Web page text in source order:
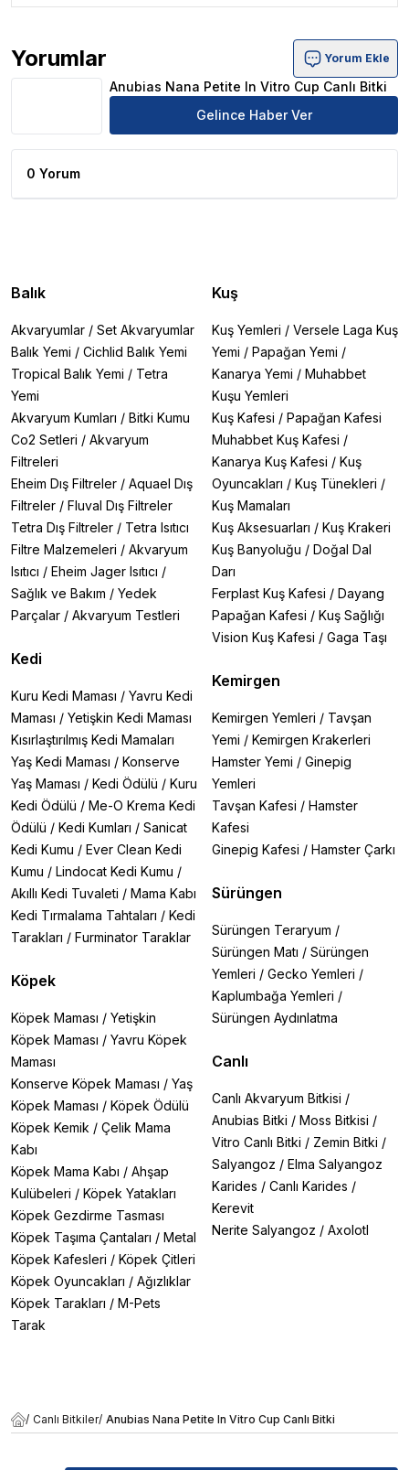
Yorumlar
Anubias Nana Petite In Vitro Cup Canlı Bitki Ürün
Yorum Ekle
Anubias Nana Petite In Vitro Cup Canlı Bitki
Gelince Haber Ver
0 Yorum
Balık
Akvaryumlar / Set Akvaryumlar
Balık Yemi / Cichlid Balık Yemi
Tropical Balık Yemi / Tetra
Yemi
Akvaryum Kumları / Bitki Kumu
Co2 Setleri / Akvaryum
Filtreleri
Eheim Dış Filtreler / Aquael Dış
Filtreler / Fluval Dış Filtreler
Tetra Dış Filtreler / Tetra Isıtıcı
Filtre Malzemeleri / Akvaryum
Isıtıcı / Eheim Jager Isıtıcı /
Sağlık ve Bakım / Yedek
Parçalar / Akvaryum Testleri
Kedi
Kuru Kedi Maması / Yavru Kedi
Maması / Yetişkin Kedi Maması
Kısırlaştırılmış Kedi Mamaları
Yaş Kedi Maması / Konserve
Yaş Maması / Kedi Ödülü / Kuru
Kedi Ödülü / Me-O Krema Kedi
Ödülü / Kedi Kumları / Sanicat
Kedi Kumu / Ever Clean Kedi
Kumu / Lindocat Kedi Kumu /
Akıllı Kedi Tuvaleti / Mama Kabı
Kedi Tırmalama Tahtaları / Kedi
Tarakları / Furminator Taraklar
Köpek
Köpek Maması / Yetişkin
Köpek Maması / Yavru Köpek
Maması
Konserve Köpek Maması / Yaş
Köpek Maması / Köpek Ödülü
Köpek Kemik / Çelik Mama
Kabı
Köpek Mama Kabı / Ahşap
Kulübeleri / Köpek Yatakları
Köpek Gezdirme Tasması
Köpek Taşıma Çantaları / Metal
Köpek Kafesleri / Köpek Çitleri
Köpek Oyuncakları / Ağızlıklar
Köpek Tarakları / M-Pets
Tarak
Kuş
Kuş Yemleri / Versele Laga Kuş
Yemi / Papağan Yemi /
Kanarya Yemi / Muhabbet
Kuşu Yemleri
Kuş Kafesi / Papağan Kafesi
Muhabbet Kuş Kafesi /
Kanarya Kuş Kafesi / Kuş
Oyuncakları / Kuş Tünekleri /
Kuş Mamaları
Kuş Aksesuarları / Kuş Krakeri
Kuş Banyoluğu / Doğal Dal
Darı
Ferplast Kuş Kafesi / Dayang
Papağan Kafesi / Kuş Sağlığı
Vision Kuş Kafesi / Gaga Taşı
Kemirgen
Kemirgen Yemleri / Tavşan
Yemi / Kemirgen Krakerleri
Hamster Yemi / Ginepig
Yemleri
Tavşan Kafesi / Hamster
Kafesi
Ginepig Kafesi / Hamster Çarkı
Sürüngen
Sürüngen Teraryum /
Sürüngen Matı / Sürüngen
Yemleri / Gecko Yemleri /
Kaplumbağa Yemleri /
Sürüngen Aydınlatma
Canlı
Canlı Akvaryum Bitkisi /
Anubias Bitki / Moss Bitkisi /
Vitro Canlı Bitki / Zemin Bitki /
Salyangoz / Elma Salyangoz
Karides / Canlı Karides /
Kerevit
Nerite Salyangoz / Axolotl
/ Canlı Bitkiler/ Anubias Nana Petite In Vitro Cup Canlı Bitki